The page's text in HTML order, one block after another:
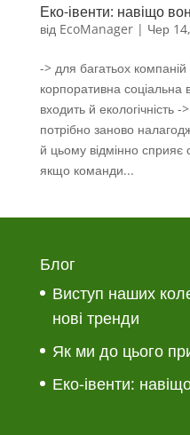
Еко-івенти: навіщо
від EcoManager| Чер
-> для багатьох
корпоративна соціальна
входить й екологічність
потрібно заново
й цьому відмінно сприяє
якщо команди...
Блог
Виступ наших
нові тренди
Як ми до цього
Еко-івенти: